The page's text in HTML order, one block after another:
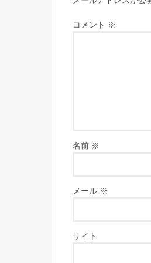
コメント ※
名前 ※
メール ※
サイト